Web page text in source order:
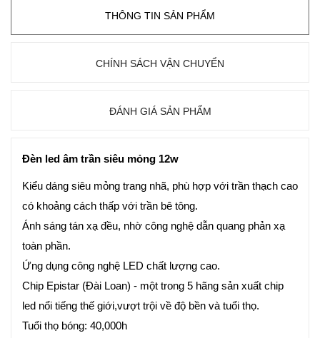
THÔNG TIN SẢN PHẨM
CHÍNH SÁCH VẬN CHUYỂN
ĐÁNH GIÁ SẢN PHẨM
Đèn led âm trần siêu mỏng 12w
Kiểu dáng siêu mỏng trang nhã, phù hợp với trần thạch cao
có khoảng cách thấp với trần bê tông.
Ánh sáng tán xạ đều, nhờ công nghệ dẫn quang phản xạ
toàn phần.
Ứng dụng công nghệ LED chất lượng cao.
Chip Epistar (Đài Loan) - một trong 5 hãng sản xuất chip
led nổi tiếng thế giới,vượt trội về độ bền và tuổi thọ.
Tuổi thọ bóng: 40,000h